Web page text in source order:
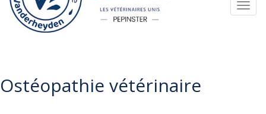
Ostéopathie vétérinaire